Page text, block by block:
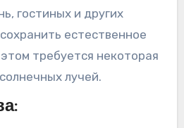
гостиных и других
естественное
требуется некоторая
лучей.